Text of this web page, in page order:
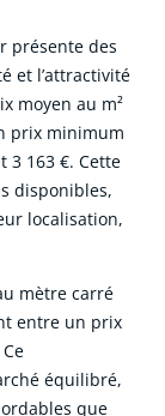
présente des
et l’attractivité
moyen au m²
prix minimum
3 163 €. Cette
disponibles,
localisation,
mètre carré
entre un prix
équilibré,
que